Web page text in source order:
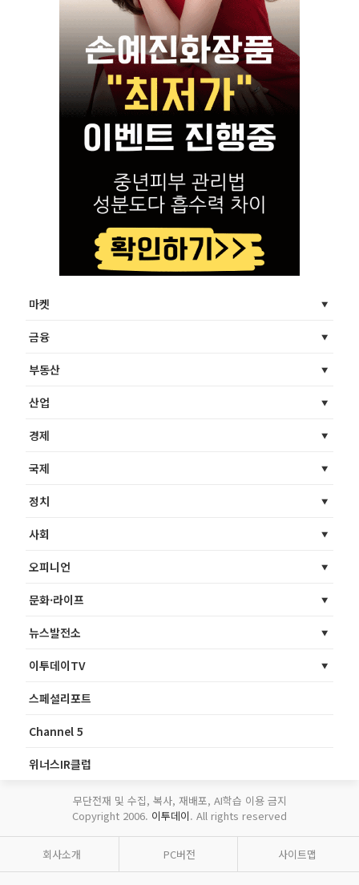
마켓
금융
부동산
산업
경제
국제
정치
사회
오피니언
문화·라이프
뉴스발전소
이투데이TV
스페셜리포트
Channel 5
위너스IR클럽
무단전재 및 수집, 복사, 재배포, AI학습 이용 금지
Copyright 2006. 이투데이. All rights reserved
회사소개 PC버전 사이트맵